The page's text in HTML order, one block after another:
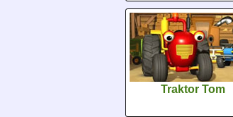
Traktor Tom